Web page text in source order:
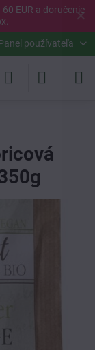
✕
EUR a doručenie
používateľa